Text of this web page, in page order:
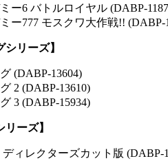
ー6 バトルロイヤル (DABP-
ー777 モスクワ大作戦!! (DABP-
シリーズ】
(DABP-13604)
2 (DABP-13610)
3 (DABP-15934)
リーズ】
ィレクターズカット版 (DABP-